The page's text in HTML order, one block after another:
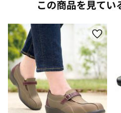
この商品を見てい